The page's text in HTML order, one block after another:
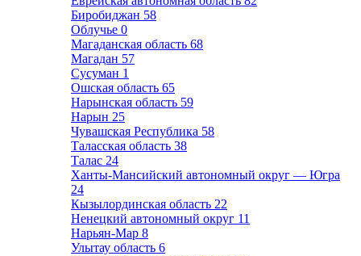
Биробиджан 58
Облучье 0
Магаданская область 68
Магадан 57
Сусуман 1
Ошская область 65
Нарынская область 59
Нарын 25
Чувашская Республика 58
Таласская область 38
Талас 24
Ханты-Мансийский автономный округ — Югра
24
Кызылординская область 22
Ненецкий автономный округ 11
Нарьян-Мар 8
Улытау область 6